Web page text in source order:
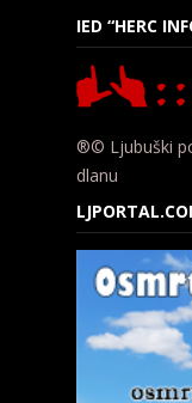
IED “HERC
®© Ljubuški
dlanu